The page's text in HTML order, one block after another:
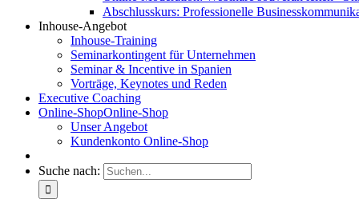
Abschlusskurs: Professionelle
Inhouse-Angebot
Inhouse-Training
Seminarkontingent für Unternehmen
Seminar & Incentive in Spanien
Vorträge, Keynotes und Reden
Executive Coaching
Online-ShopOnline-Shop
Unser Angebot
Kundenkonto Online-Shop
Suche nach: